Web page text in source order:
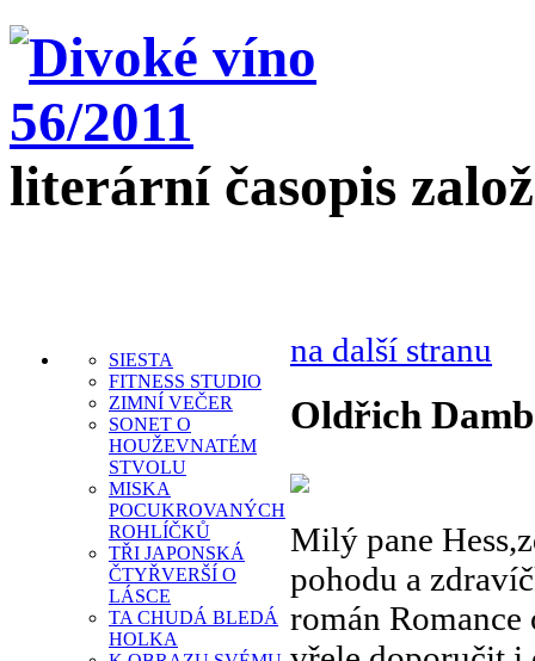
literární časopis
SIESTA
FITNESS STUDIO
ZIMNÍ VEČER
SONET O
HOUŽEVNATÉM
STVOLU
MISKA
POCUKROVANÝCH
ROHLÍČKŮ
TŘI JAPONSKÁ
ČTYŘVERŠÍ O
LÁSCE
TA CHUDÁ BLEDÁ
HOLKA
na další stranu
Oldřich
Milý pane
pohodu a
román